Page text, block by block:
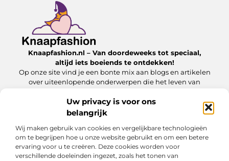
Uw privacy is voor ons
belangrijk
Wij maken gebruik van cookies en vergelijkbare technologieën
om te begrijpen hoe u onze website gebruikt en om een betere
ervaring voor u te creëren. Deze cookies worden voor
verschillende doeleinden ingezet, zoals het tonen van
Knaapfashion.nl – Van doordeweeks tot speciaal,
altijd iets boeiends te ontdekken!
Op onze site vind je een bonte mix aan blogs en artikelen
over uiteenlopende onderwerpen die het leven van
Onze informatie
Bericht categorie